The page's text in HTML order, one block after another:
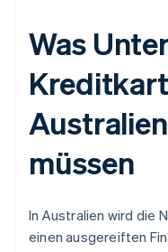
Was
müssen
In Australien wird die
einen ausgereiften